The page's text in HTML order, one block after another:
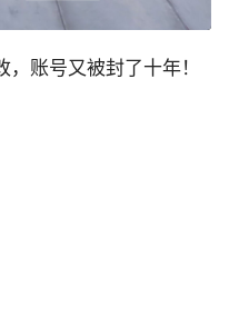
账号又被封了十年！